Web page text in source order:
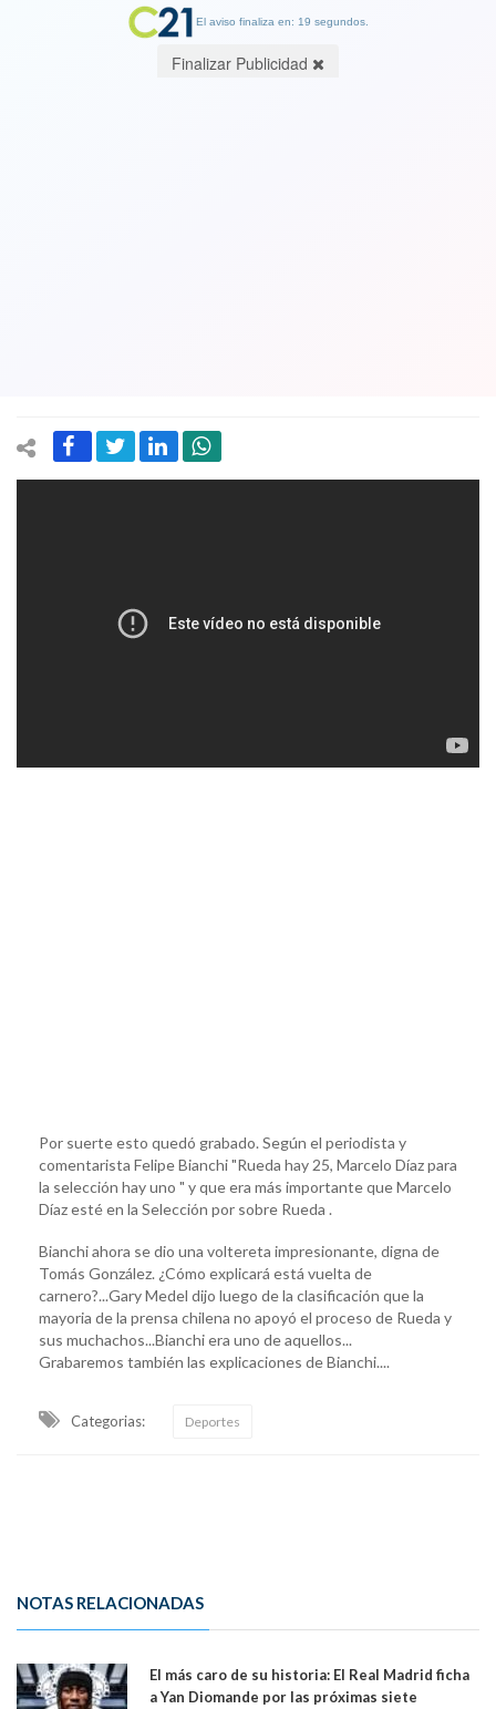
Por suerte esto quedó grabado. Según el periodista y
comentarista Felipe Bianchi "Rueda hay 25, Marcelo Díaz para
la selección hay uno " y que era más importante que Marcelo
Díaz esté en la Selección por sobre Rueda .
Bianchi ahora se dio una voltereta impresionante, digna de
Tomás González. ¿Cómo explicará está vuelta de
carnero?...Gary Medel dijo luego de la clasificación que la
mayoria de la prensa chilena no apoyó el proceso de Rueda y
sus muchachos...Bianchi era uno de aquellos...
Grabaremos también las explicaciones de Bianchi....
Categorias: Deportes
NOTAS RELACIONADAS
El más caro de su historia: El Real Madrid ficha
a Yan Diomande por las próximas siete
El aviso finaliza en: 19 segundos.
Finalizar Publicidad